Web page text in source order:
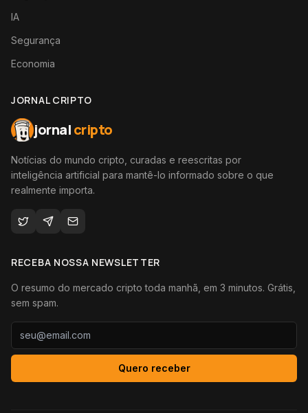
IA
Segurança
Economia
JORNAL CRIPTO
jornalcripto
Notícias do mundo cripto, curadas e reescritas por
inteligência artificial para mantê-lo informado sobre o que
realmente importa.
RECEBA NOSSA NEWSLETTER
O resumo do mercado cripto toda manhã, em 3 minutos. Grátis,
sem spam.
Quero receber